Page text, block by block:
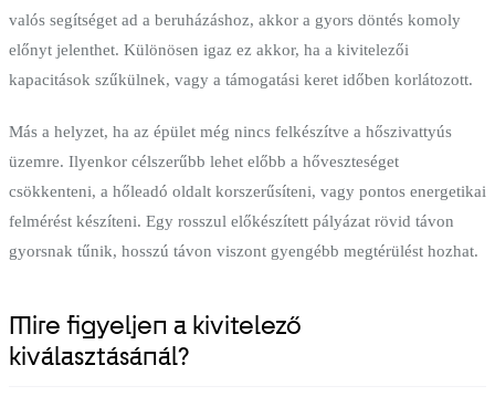
valós segítséget ad a beruházáshoz, akkor a gyors döntés komoly
előnyt jelenthet. Különösen igaz ez akkor, ha a kivitelezői
kapacitások szűkülnek, vagy a támogatási keret időben korlátozott.
Más a helyzet, ha az épület még nincs felkészítve a hőszivattyús
üzemre. Ilyenkor célszerűbb lehet előbb a hőveszteséget
csökkenteni, a hőleadó oldalt korszerűsíteni, vagy pontos energetikai
felmérést készíteni. Egy rosszul előkészített pályázat rövid távon
gyorsnak tűnik, hosszú távon viszont gyengébb megtérülést hozhat.
Mire figyeljen a kivitelező
kiválasztásánál?